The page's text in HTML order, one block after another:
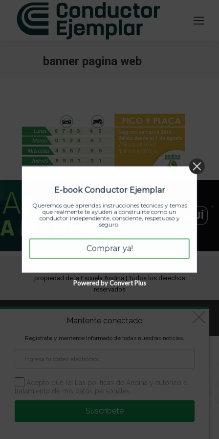
banner pagina web
propiedad de la Escuela Andina | Todos los derechos
reservados
Aviso Legal Política de Privacidad
Política de Cookies
Configuración de Cookies
Mantente conectado
Regístrate y mantente informado de todas nuestras noticias.
Acepto que leí Las políticas de Andina y autorizo el
tratamiento de mis datos personales.
Suscríbete
E-book Conductor Ejemplar
Queremos que aprendas instrucciones técnicas y temas
que realmente te ayuden a construirte como un
conductor independiente, consciente, respetuoso y
seguro.
Comprar ya!
Powered by Convert Plus